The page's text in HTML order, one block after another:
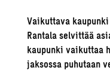
Vaikuttava
Rantala selvittää
kaupunki vaikuttaa
jaksossa puhutaan